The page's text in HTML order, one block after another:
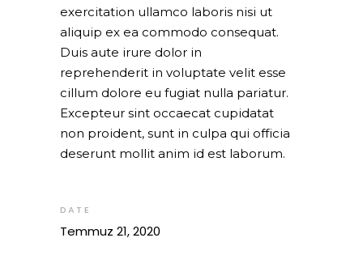
exercitation ullamco laboris nisi ut
aliquip ex ea commodo consequat.
Duis aute irure dolor in
reprehenderit in voluptate velit esse
cillum dolore eu fugiat nulla pariatur.
Excepteur sint occaecat cupidatat
non proident, sunt in culpa qui officia
deserunt mollit anim id est laborum.
DATE
Temmuz 21, 2020